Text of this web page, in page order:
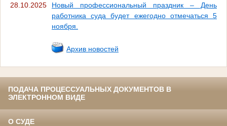
28.10.2025
Новый профессиональный праздник – День
работника суда будет ежегодно отмечаться 5
ноября.
Архив новостей
ПОДАЧА ПРОЦЕССУАЛЬНЫХ ДОКУМЕНТОВ В
ЭЛЕКТРОННОМ ВИДЕ
О СУДЕ